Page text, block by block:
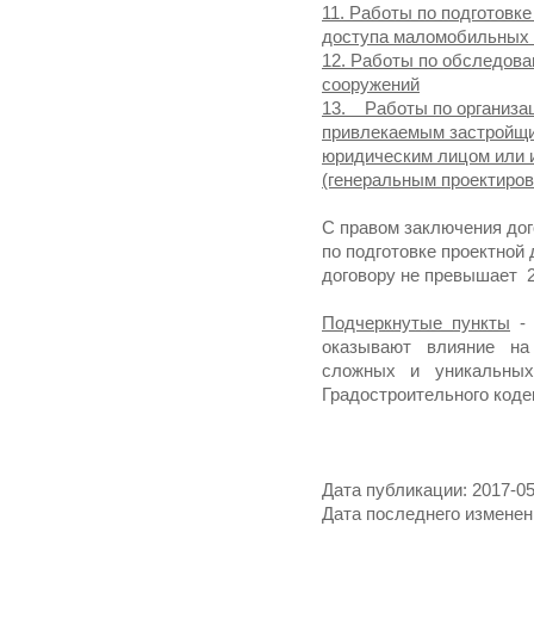
11. Работы по
доступа маломобильных
12. Работы по
сооружений
13. Работы по
привлекаемым
юридическим лицом или
(генеральным
С правом заключения
по подготовке
договору не превышает
Подчеркнутые пункты -
оказывают влияние
сложных и
Градостроительного
Дата публикации: 2017-
Дата последнего